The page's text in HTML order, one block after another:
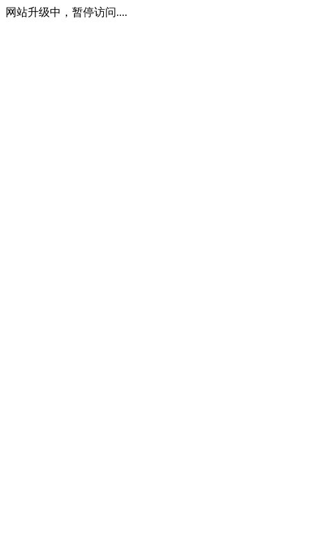
网站升级中，暂停访问....